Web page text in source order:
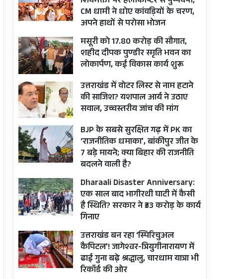
CM धामी ने धोए कांवड़ियों के चरण,
अपने हाथों से परोसा भोजन
मसूरी को 17.80 करोड़ की सौगात,
शहीद दीपक पुण्डीर स्मृति भवन का
लोकार्पण, कई विकास कार्य शुरू
उत्तराखंड में वोटर लिस्ट से नाम हटाने
की साजिश? यशपाल आर्य ने उठाए
सवाल, उच्चस्तरीय जांच की मांग
BJP के सबसे सुरक्षित गढ़ में PK का
‘राजनीतिक धमाका’, बांकीपुर जीत के
7 बड़े मायने; क्या बिहार की राजनीति
बदलने वाली है?
Dharaali Disaster Anniversary:
एक साल बाद भागीरथी घाटी में कैसी
है स्थिति? सरकार ने ₹33 करोड़ के कार्य
गिनाए
उत्तराखंड बन रहा ‘स्पिरिचुअल
कैपिटल’! जागेश्वर-त्रियुगीनारायण में
ढाई गुना बढ़े श्रद्धालु, चारधाम यात्रा भी
रिकॉर्ड की ओर